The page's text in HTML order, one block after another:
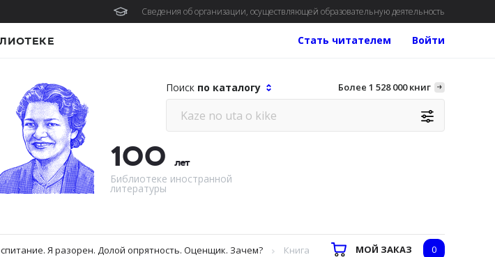
Сведения об организации, осуществляющей образовательную деятельность
Войти
Стать читателем
Поиск по каталогу Более 1 528 000 книг
100
лет
Библиотеке иностранной
литературы
Я разорен. Долой опрятность. Оценщик. Зачем? Книга МОЙ ЗАКАЗ 0